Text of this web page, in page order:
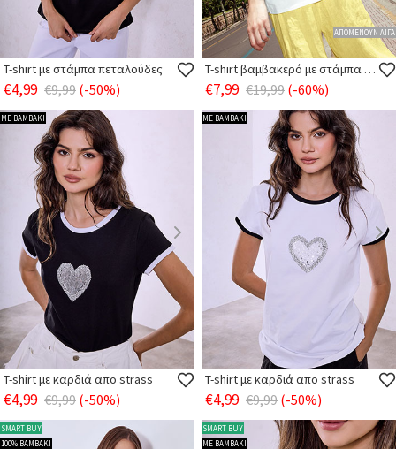
T-shirt με στάμπα πεταλούδες
€4,99 €9,99 (-50%)
ΑΠΟΜΕΝΟΥΝ ΛΙΓΑ
T-shirt βαμβακερό με στάμπα λεμόνι
€7,99 €19,99 (-60%)
ΜΕ ΒΑΜΒΑΚΙ
T-shirt με καρδιά απο strass
€4,99 €9,99 (-50%)
ΜΕ ΒΑΜΒΑΚΙ
T-shirt με καρδιά απο strass
€4,99 €9,99 (-50%)
SMART BUY
100% ΒΑΜΒΑΚΙ
SMART BUY
ΜΕ ΒΑΜΒΑΚΙ